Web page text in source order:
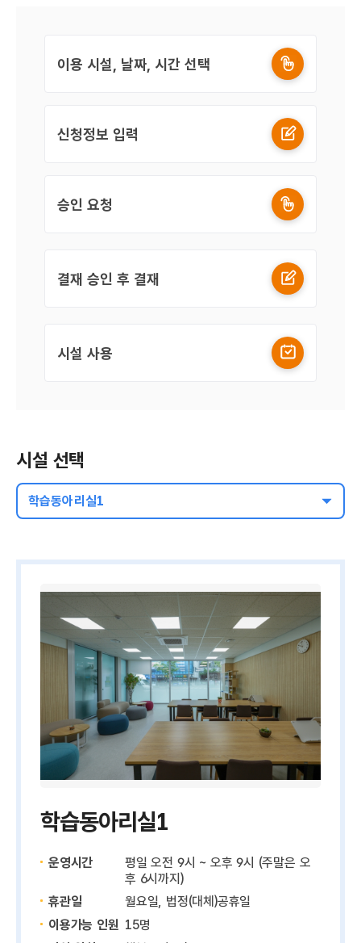
이용 시설, 날짜, 시간 선택
신청정보 입력
승인 요청
결재 승인 후 결재
시설 사용
시설 선택
학습동아리실1
학습동아리실1
운영시간
평일 오전 9시 ~ 오후 9시 (주말은 오
후 6시까지)
휴관일
월요일, 법정(대체)공휴일
이용가능 인원 15명